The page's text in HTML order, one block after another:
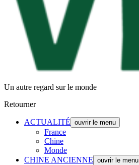
Un autre regard sur le monde
Retourner
ACTUALITÉ ouvrir le menu
France
Chine
Monde
CHINE ANCIENNE ouvrir le menu